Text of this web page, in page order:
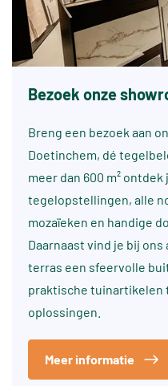
Bezoek onze
Breng een bezoek aan
Doetinchem, dé
meer dan 600 m²
tegelopstellingen, alle
mozaïeken en handige
Daarnaast vind je bij
terras een sfeervolle
praktische tuinartikelen
oplossingen.
Meer informatie